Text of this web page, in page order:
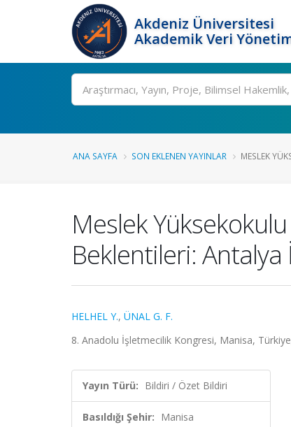
Akdeniz Üniversitesi
Akademik Veri
Ara
ANA SAYFA SON EKLENEN YAYINLAR MESLEK
Meslek
Beklentileri: Antalya
HELHEL Y., ÜNAL G. F.
8. Anadolu İşletmecilik Kongresi, Manisa,
Yayın Türü: Bildiri / Özet Bildiri
Basıldığı Şehir: Manisa